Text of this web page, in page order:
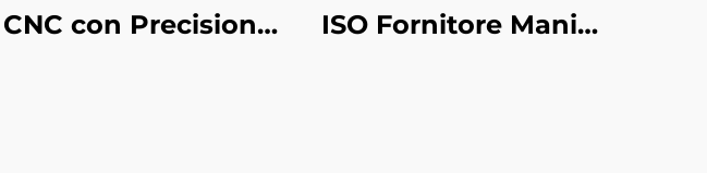
CNC con Precisione
ISO Fornitore Manico